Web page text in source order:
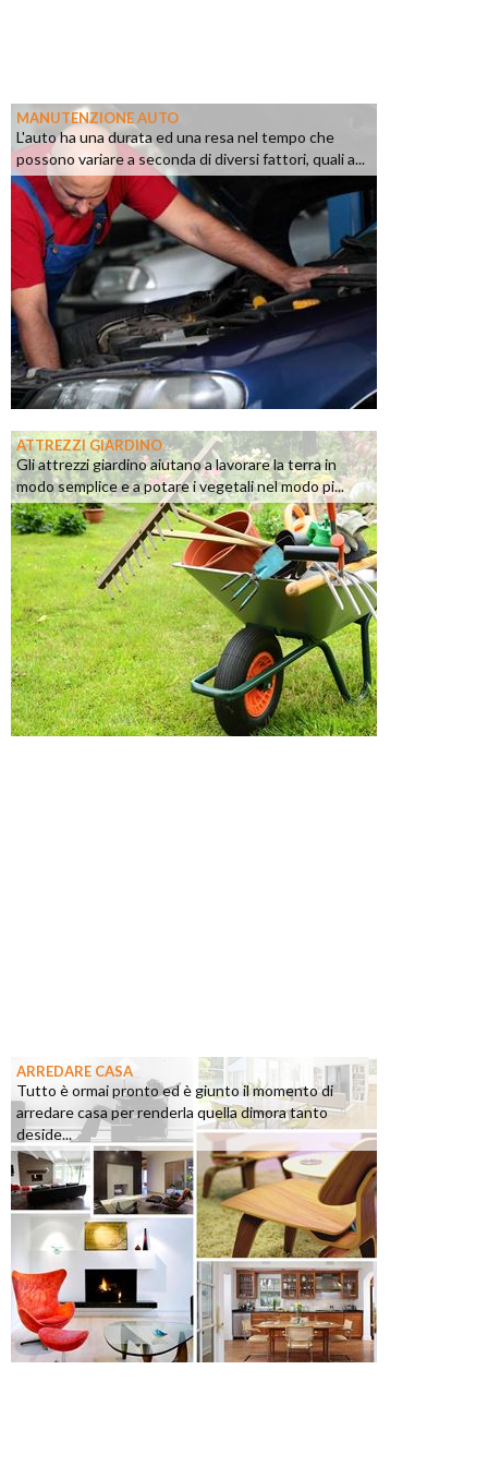
MANUTENZIONE AUTO
L'auto ha una durata ed una resa nel tempo che
possono variare a seconda di diversi fattori, quali a...
ATTREZZI GIARDINO
Gli attrezzi giardino aiutano a lavorare la terra in
modo semplice e a potare i vegetali nel modo pi...
ARREDARE CASA
Tutto è ormai pronto ed è giunto il momento di
arredare casa per renderla quella dimora tanto
deside...